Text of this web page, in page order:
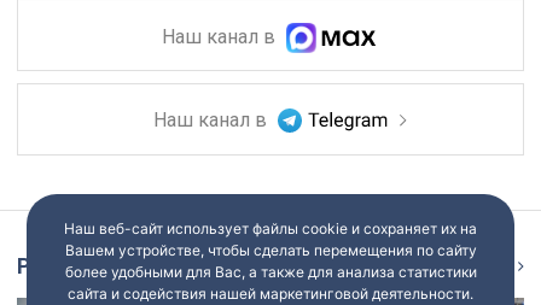
Наш канал в
Наш канал в
Репортаж
Наш веб-сайт использует файлы cookie и сохраняет их на
Вашем устройстве, чтобы сделать перемещения по сайту
более удобными для Вас, а также для анализа статистики
сайта и содействия нашей маркетинговой деятельности.